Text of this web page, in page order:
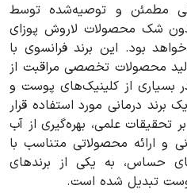
مطمئن و توصیه‌شده توسط
شک محصولات لاروش پوزای
بود. این برند فرانسوی با
محصولات تخصصی مراقبت از
بسیاری از کلینیک‌های پوست و
برند درمانی مورد استفاده قرار
تحقیقات علمی، بهره‌گیری از آب
و ارائه محصولاتی متناسب با
حساس، به یکی از برندهای
تبدیل شده است.